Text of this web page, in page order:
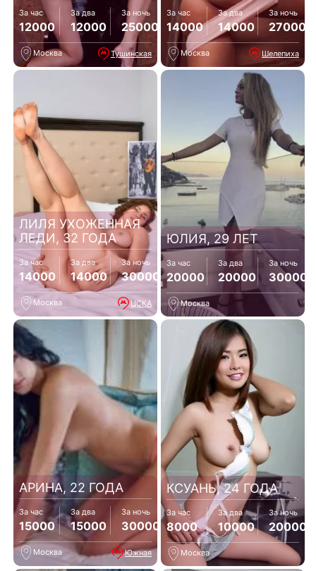
За час
12000
За два
12000
За ночь
25000
Москва Тушинская
За час
14000
За два
14000
За ночь
27000
Москва Шелепиха
ЛИЛЯ УХОЖЕННАЯ
ЛЕДИ, 32 ГОДА
За час
14000
За два
14000
За ночь
30000
Москва ЦСКА
ЮЛИЯ, 29 ЛЕТ
За час
20000
За два
20000
За ночь
30000
Москва
АРИНА, 22 ГОДА
За час
15000
За два
15000
За ночь
30000
Москва Южная
КСУАНЬ, 24 ГОДА
За час
8000
За два
10000
За ночь
20000
Москва